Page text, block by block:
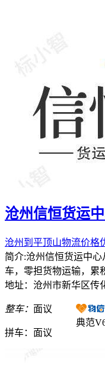
沧州信恒货运
沧州到平顶山物流价格
简介:沧州信恒货运中
车，零担货物运输，累
地址：沧州市新华区传
整车： 面议
拼车： 面议
典范